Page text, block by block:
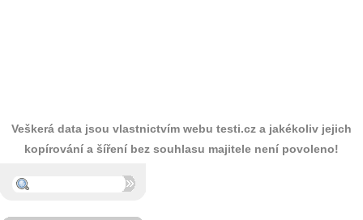
Veškerá data jsou vlastnictvím webu testi.cz a jakékoliv jejich
kopírování a šíření bez souhlasu majitele není povoleno!